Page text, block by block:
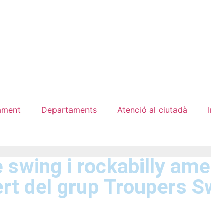
Departaments Atenció al ciutadà
i rockabilly
del grup Troupers